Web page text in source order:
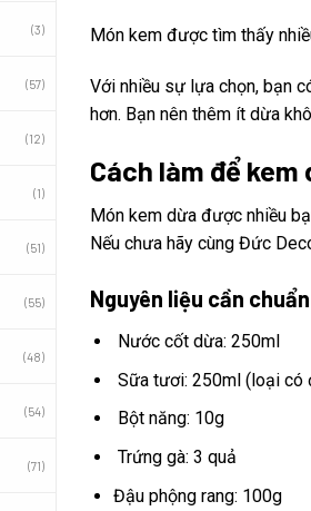
(3)
(57)
(12)
(1)
(51)
(55)
(48)
(54)
(71)
Món kem được tìm thấy
Với nhiều sự lựa chọn, bạn
hơn. Bạn nên thêm ít dừa
Cách làm để
Món kem dừa được nhiều
Nếu chưa hãy cùng Đức
Nguyên liệu cần
Nước cốt dừa: 250ml
Sữa tươi: 250ml (loại có
Bột năng: 10g
Trứng gà: 3 quả
Đậu phộng rang: 100g